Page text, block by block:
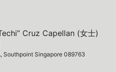
Cruz Capellan (女士)
Southpoint Singapore 089763